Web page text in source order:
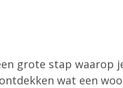
grote stap waarop
wat een